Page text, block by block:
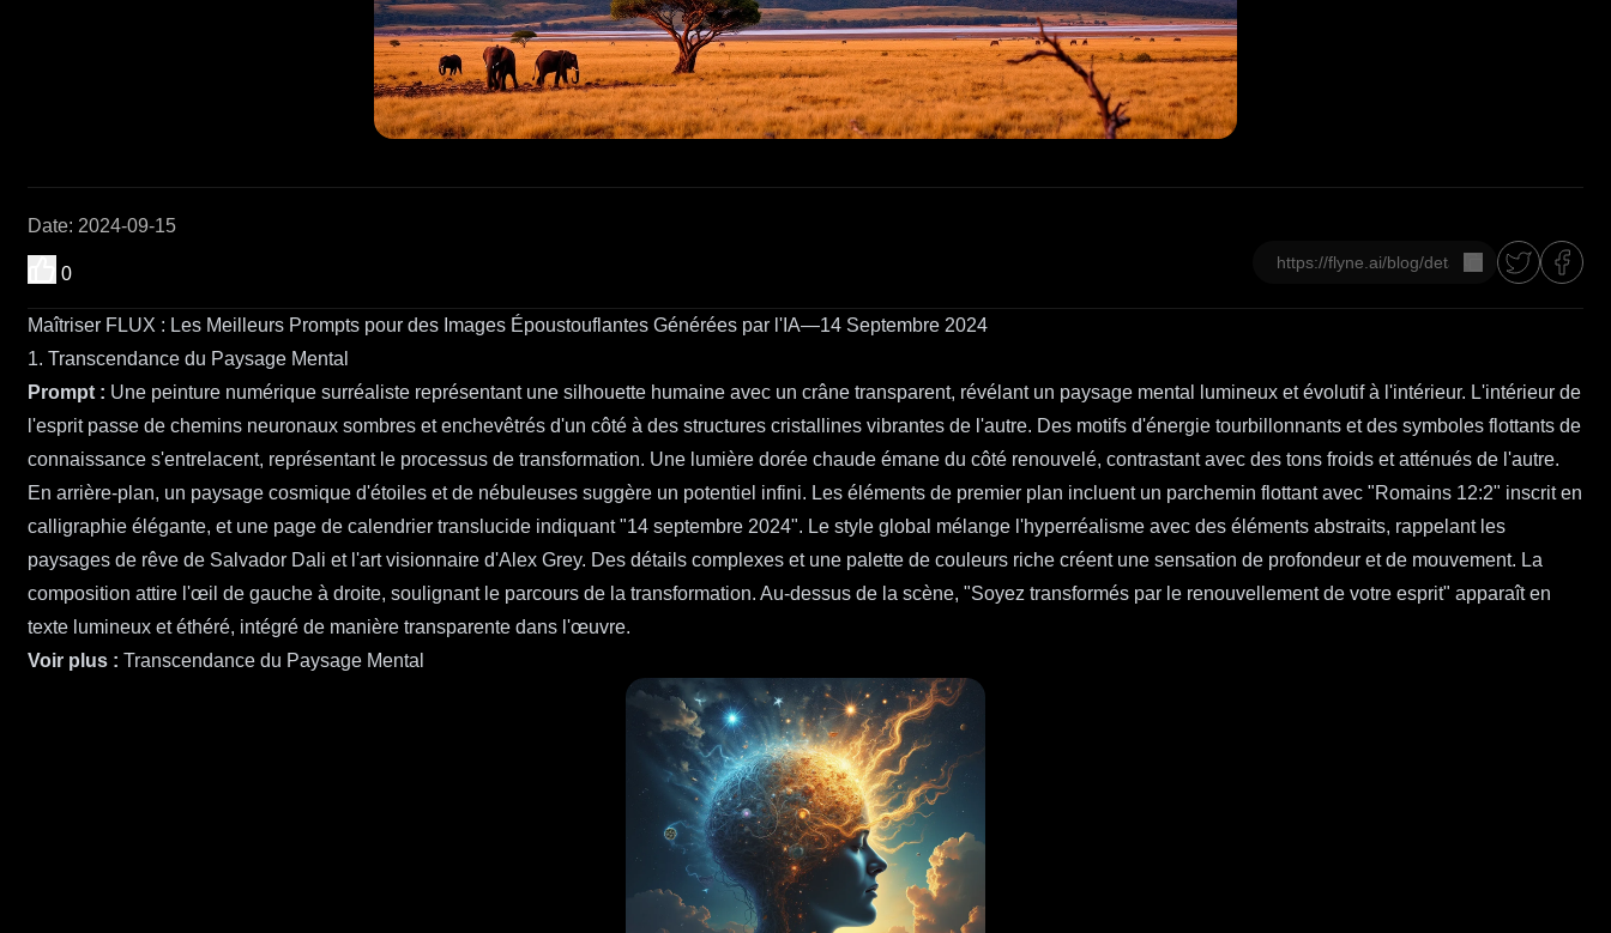
Date: 2024-09-15
0 Copier
Maîtriser FLUX : Les Meilleurs Prompts pour des Images Époustouflantes Générées par l'IA—14 Septembre 2024
1. Transcendance du Paysage Mental
Prompt : Une peinture numérique surréaliste représentant une silhouette humaine avec un crâne transparent, révélant un paysage mental lumineux et évolutif à l'intérieur. L'intérieur de
l'esprit passe de chemins neuronaux sombres et enchevêtrés d'un côté à des structures cristallines vibrantes de l'autre. Des motifs d'énergie tourbillonnants et des symboles flottants de
connaissance s'entrelacent, représentant le processus de transformation. Une lumière dorée chaude émane du côté renouvelé, contrastant avec des tons froids et atténués de l'autre.
En arrière-plan, un paysage cosmique d'étoiles et de nébuleuses suggère un potentiel infini. Les éléments de premier plan incluent un parchemin flottant avec "Romains 12:2" inscrit en
calligraphie élégante, et une page de calendrier translucide indiquant "14 septembre 2024". Le style global mélange l'hyperréalisme avec des éléments abstraits, rappelant les
paysages de rêve de Salvador Dali et l'art visionnaire d'Alex Grey. Des détails complexes et une palette de couleurs riche créent une sensation de profondeur et de mouvement. La
composition attire l'œil de gauche à droite, soulignant le parcours de la transformation. Au-dessus de la scène, "Soyez transformés par le renouvellement de votre esprit" apparaît en
texte lumineux et éthéré, intégré de manière transparente dans l'œuvre.
Voir plus : Transcendance du Paysage Mental